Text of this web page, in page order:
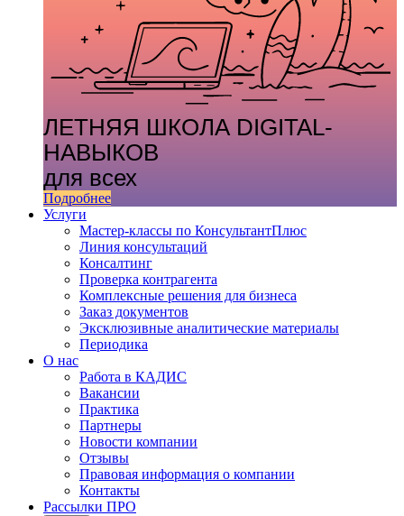
ЛЕТНЯЯ ШКОЛА DIGITAL-
НАВЫКОВ
для всех
Подробнее
Услуги
Мастер-классы по КонсультантПлюс
Линия консультаций
Консалтинг
Проверка контрагента
Комплексные решения для бизнеса
Заказ документов
Эксклюзивные аналитические материалы
Периодика
О нас
Работа в КАДИС
Вакансии
Практика
Партнеры
Новости компании
Отзывы
Правовая информация о компании
Контакты
Рассылки ПРО